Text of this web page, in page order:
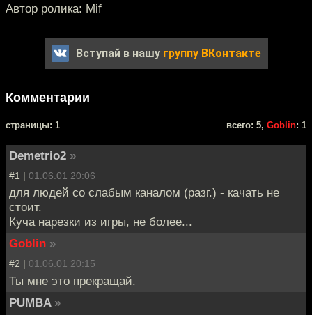
Автор ролика: Mif
Вступай в нашу группу ВКонтакте
Комментарии
cтраницы: 1 всего: 5, Goblin: 1
Demetrio2 »
#1 | 01.06.01 20:06
для людей со слабым каналом (разг.) - качать не
стоит.
Куча нарезки из игры, не более...
Goblin »
#2 | 01.06.01 20:15
Ты мне это прекращай.
PUMBA »